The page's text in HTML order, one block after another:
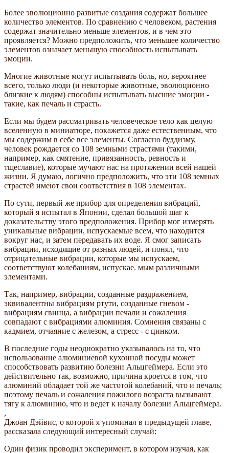
Более эволюционно развитые создания содержат большее
количество элементов. По сравнению с человеком, растения
содержат значительно меньше элементов, и в чем это
проявляется? Можно предположить, что меньшее количество
элементов означает меньшую способность испытывать
эмоции.
Многие животные могут испытывать боль, но, вероятнее
всего, только люди (и некоторые животные, эволюционно
близкие к людям) способны испытывать высшие эмоции -
такие, как печаль и страсть.
Если мы будем рассматривать человеческое тело как целую
вселенную в миниатюре, покажется даже естественным, что
мы содержим в себе все элементы. Согласно буддизму,
человек рождается со 108 земными страстями (такими,
например, как смятение, привязанность, ревность и
тщеславие), которые мучают нас на протяжении всей нашей
жизни. Я думаю, логично предположить, что эти 108 земных
страстей имеют свои соответствия в 108 элементах.
По сути, первый же прибор для определения вибраций,
который я испытал в Японии, сделал большой шаг к
доказательству этого предположения. Прибор мог измерять
уникальные вибрации, испускаемые всем, что находится
вокруг нас, и затем передавать их воде. Я смог записать
вибрации, исходящие от разных людей, и понял, что
отрицательные вибрации, которые мы испускаем,
соответствуют колебаниям, испускае. мым различными
элементами.
Так, например, вибрации, созданные раздражением,
эквивалентны вибрациям ртути, созданные гневом -
вибрациям свинца, а вибрации печали и сожаления
совпадают с вибрациями алюминия. Сомнения связаны с
кадмием, отчаяние с железом, а стресс - с цинком.
В последние годы неоднократно указывалось на то, что
использование алюминиевой кухонной посуды может
способствовать развитию болезни Альцгеймера. Если это
действительно так, возможно, причина кроется в том, что
алюминий обладает той же частотой колебаний, что и печаль;
поэтому печаль и сожаления пожилого возраста вызывают
тягу к алюминию, что и ведет к началу болезни Альцгеймера.
,
Джоан Дэйвис, о которой я упоминал в предыдущей главе,
рассказала следующий интересный случай:
Один физик проводил эксперимент, в котором изучая, как